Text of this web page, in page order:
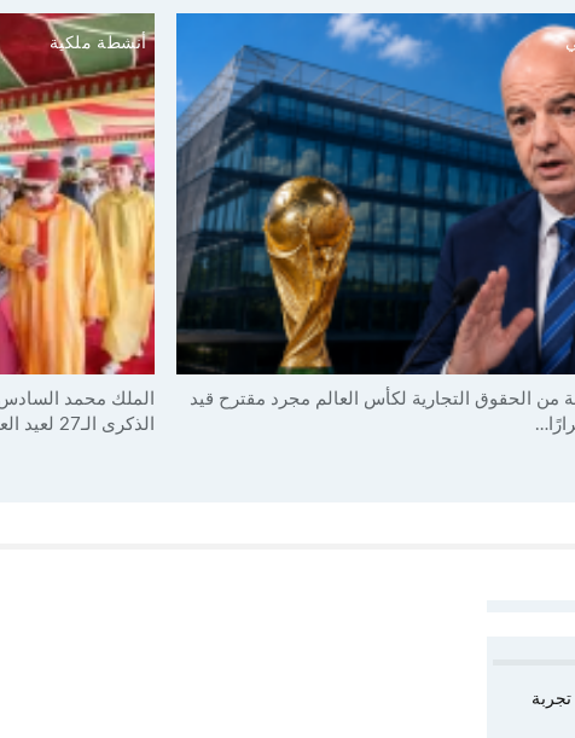
من الحقوق التجارية لكأس العالم مجرد مقترح قيد
أنشطة ملكية
الملك محمد
الذكرى الـ27 لعيد العرش٤